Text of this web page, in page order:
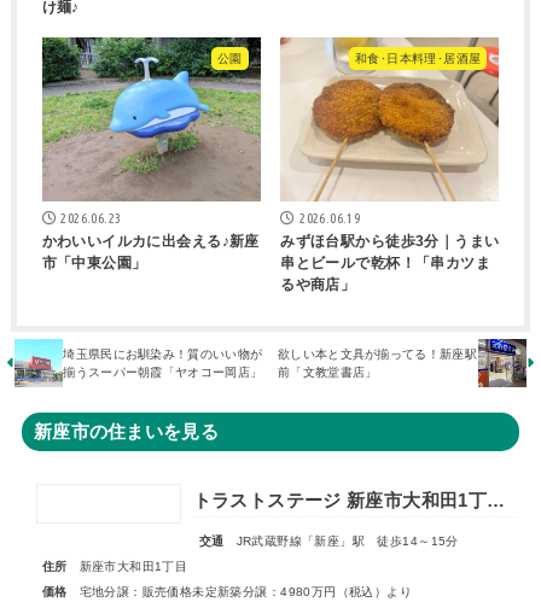
け麺♪
公園
2026.06.23
かわいいイルカに出会える♪新座
市「中東公園」
和食･日本料理･居酒屋
2026.06.19
みずほ台駅から徒歩3分｜うまい
串とビールで乾杯！「串カツま
るや商店」
埼玉県民にお馴染み！質のいい物が
揃うスーパー朝霞「ヤオコー岡店」
欲しい本と文具が揃ってる！新座駅
前「文教堂書店」
新座市の住まいを見る
トラストステージ 新座市大和田1丁目19期 全24区画◆第3期分譲 新築分譲住宅 販売開始◆◆第4期分譲 2次販売 宅地分譲 販売予告◆
交通
JR武蔵野線「新座」駅 徒歩14～15分
住所
新座市大和田1丁目
価格
宅地分譲：販売価格未定新築分譲：4980万円（税込）より